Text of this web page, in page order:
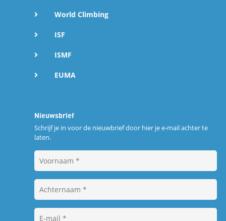
World Climbing
ISF
ISMF
EUMA
Nieuwsbrief
Schrijf je in voor de nieuwbrief door hier je e-mail achter te
laten.